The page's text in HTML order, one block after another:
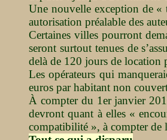
Une nouvelle exception de «
autorisation préalable des
Certaines villes pourront
seront surtout tenues de
delà de 120 jours de location
Les opérateurs qui
euros par habitant non
À compter du 1er janvier
devront quant à elles «
compatibilité », à compter de